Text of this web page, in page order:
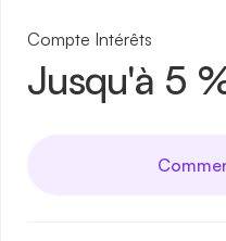
Compte Intérêts
Jusqu'à 5